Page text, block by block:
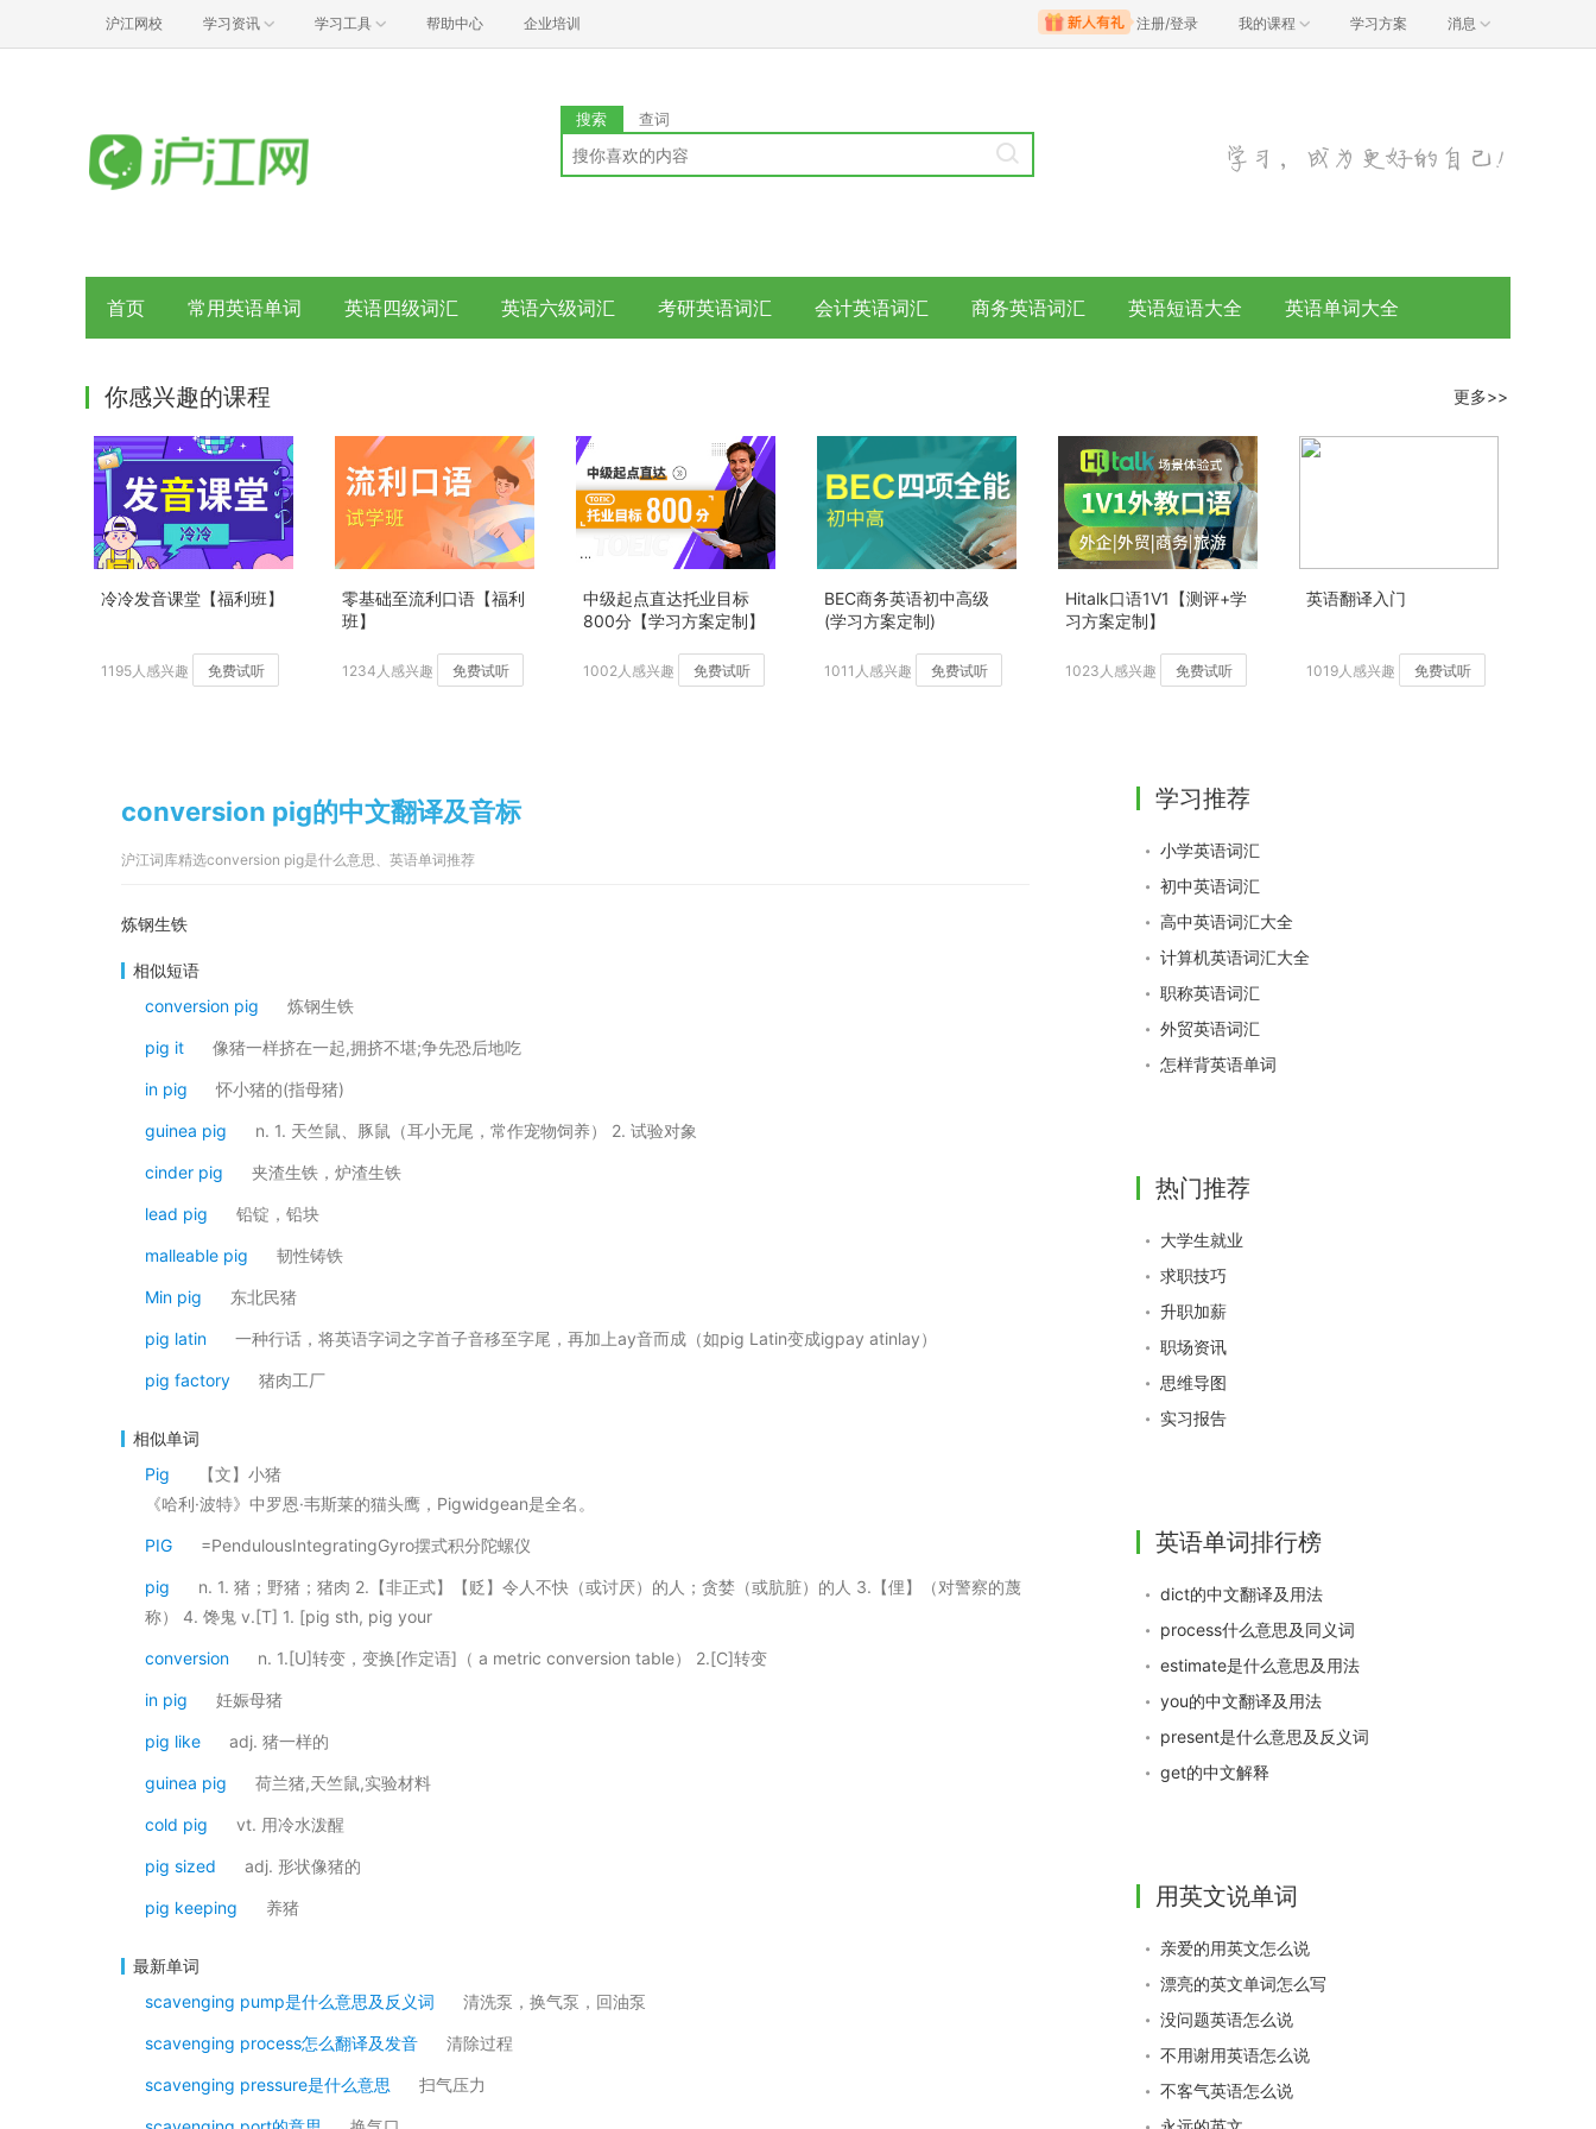
沪江网校 学习资讯 学习工具 帮助中心 企业培训 注册/登录 我的课程 学习方案 消息
搜索 查词
首页 常用英语单词 英语四级词汇 英语六级词汇 考研英语词汇 会计英语词汇 商务英语词汇 英语短语大全 英语单词大全
你感兴趣的课程 更多>>
冷冷发音课堂【福利班】
1195人感兴趣 免费试听
零基础至流利口语【福利
班】
1234人感兴趣 免费试听
中级起点直达托业目标
800分【学习方案定制】
1002人感兴趣 免费试听
BEC商务英语初中高级
(学习方案定制)
1011人感兴趣 免费试听
Hitalk口语1V1【测评+学
习方案定制】
1023人感兴趣 免费试听
英语翻译入门
1019人感兴趣 免费试听
conversion pig的中文翻译及音标
沪江词库精选conversion pig是什么意思、英语单词推荐
炼钢生铁
相似短语
conversion pig
炼钢生铁
pig it 像猪一样挤在一起,拥挤不堪;争先恐后地吃
in pig 怀小猪的(指母猪)
guinea pig n. 1. 天竺鼠、豚鼠（耳小无尾，常作宠物饲养） 2. 试验对象
cinder pig 夹渣生铁，炉渣生铁
lead pig 铅锭，铅块
malleable pig 韧性铸铁
Min pig 东北民猪
pig latin 一种行话，将英语字词之字首子音移至字尾，再加上ay音而成（如pig Latin变成igpay atinlay）
pig factory 猪肉工厂
相似单词
Pig
【文】小猪
《哈利·波特》中罗恩·韦斯莱的猫头鹰，Pigwidgean是全名。
PIG =PendulousIntegratingGyro摆式积分陀螺仪
pig
n. 1. 猪；野猪；猪肉 2.【非正式】【贬】令人不快（或讨厌）的人；贪婪（或肮脏）的人 3.【俚】（对警察的蔑
称） 4. 馋鬼 v.[T] 1. [pig sth, pig your
conversion n. 1.[U]转变，变换[作定语]（ a metric conversion table） 2.[C]转变
in pig 妊娠母猪
pig like adj. 猪一样的
guinea pig 荷兰猪,天竺鼠,实验材料
cold pig vt. 用冷水泼醒
pig sized adj. 形状像猪的
pig keeping 养猪
最新单词
scavenging pump是什么意思及反义词
清洗泵，换气泵，回油泵
scavenging process怎么翻译及发音 清除过程
scavenging pressure是什么意思 扫气压力
学习推荐
小学英语词汇
初中英语词汇
高中英语词汇大全
计算机英语词汇大全
职称英语词汇
外贸英语词汇
怎样背英语单词
热门推荐
大学生就业
求职技巧
升职加薪
职场资讯
思维导图
实习报告
英语单词排行榜
dict的中文翻译及用法
process什么意思及同义词
estimate是什么意思及用法
you的中文翻译及用法
present是什么意思及反义词
get的中文解释
用英文说单词
亲爱的用英文怎么说
漂亮的英文单词怎么写
没问题英语怎么说
不用谢用英语怎么说
不客气英语怎么说